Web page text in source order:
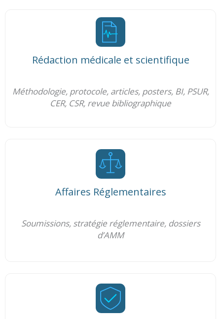
Rédaction médicale et scientifique
Méthodologie, protocole, articles, posters, BI, PSUR,
CER, CSR, revue bibliographique
Affaires Réglementaires
Soumissions, stratégie réglementaire, dossiers
d’AMM